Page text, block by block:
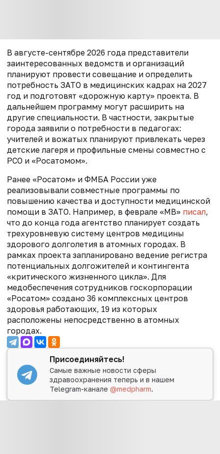
В августе-сентябре 2026 года представители
заинтересованных ведомств и организаций
планируют провести совещание и определить
потребность ЗАТО в медицинских кадрах на 2027
год и подготовят «дорожную карту» проекта. В
дальнейшем программу могут расширить на
другие специальности. В частности, закрытые
города заявили о потребности в педагогах:
учителей и вожатых планируют привлекать через
детские лагеря и профильные смены совместно с
РСО и «Росатомом».
Ранее «Росатом» и ФМБА России уже
реализовывали совместные программы по
повышению качества и доступности медицинской
помощи в ЗАТО. Например, в феврале «МВ» писал,
что до конца года агентство планирует создать
трехуровневую систему центров медицины
здорового долголетия в атомных городах. В
рамках проекта запланировано ведение регистра
потенциальных долгожителей и контингента
«критического жизненного цикла». Для
медобеспечения сотрудников госкорпорации
«Росатом» создано 36 комплексных центров
здоровья работающих, 19 из которых
расположены непосредственно в атомных
городах.
Присоединяйтесь!
Самые важные новости сферы
здравоохранения теперь и в нашем
Telegram-канале@medpharm.